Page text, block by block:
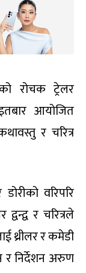
रोचक ट्रेलर
आयोजित
र चरित्र
वरिपरि
र चरित्रले
थ्रीलर र कमेडी
निर्देशन अरुण